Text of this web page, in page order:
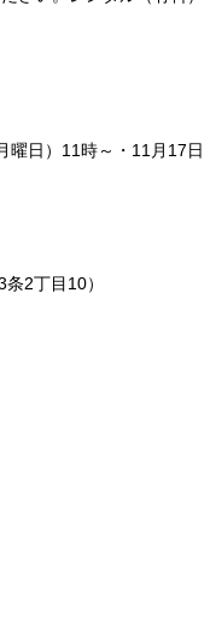
曜日）11時～・11月17日
2丁目10）